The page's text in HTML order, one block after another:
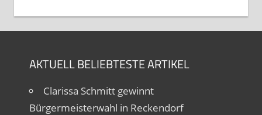
AKTUELL BELIEBTESTE ARTIKEL
Clarissa Schmitt gewinnt
Bürgermeisterwahl in Reckendorf